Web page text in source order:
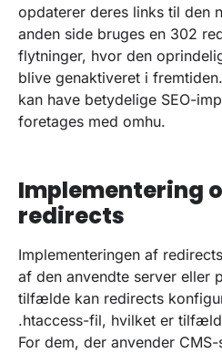
opdaterer deres links til den
anden side bruges en 302
flytninger, hvor den
blive genaktiveret i
kan have betydelige SEO-
foretages med omhu.
Implementering
redirects
Implementeringen af
af den anvendte server eller
tilfælde kan redirects
.htaccess-fil, hvilket er
For dem, der anvender